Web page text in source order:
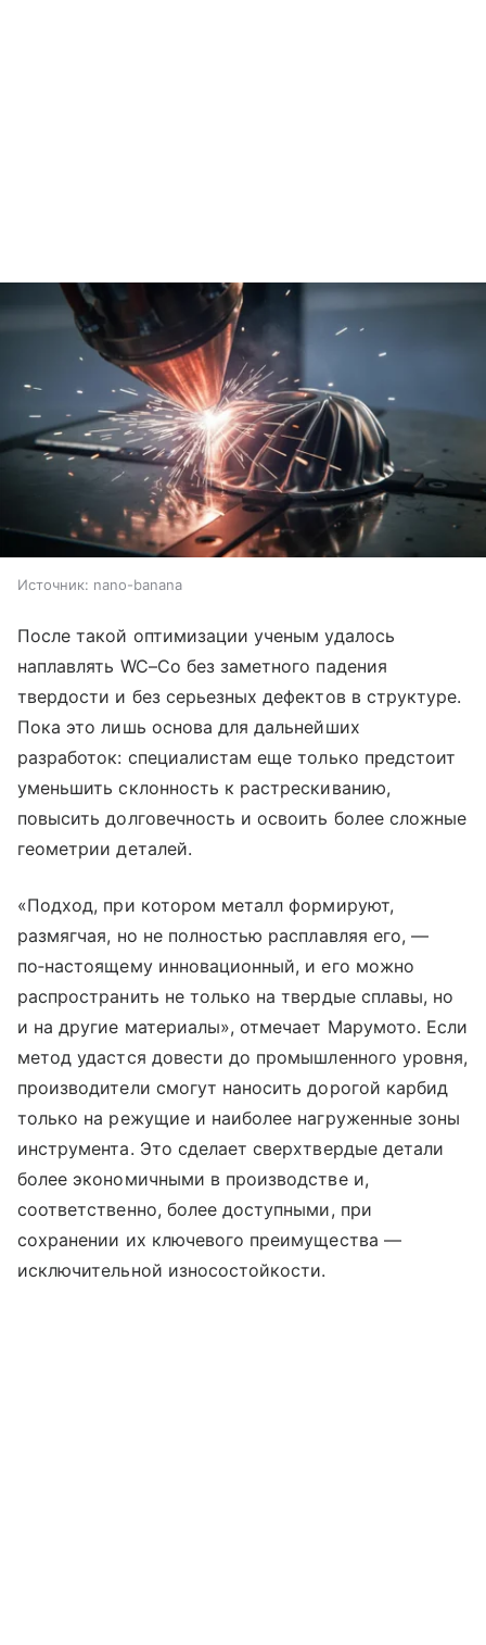
Источник: nano-banana
После такой оптимизации ученым удалось
наплавлять WC–Co без заметного падения
твердости и без серьезных дефектов в структуре.
Пока это лишь основа для дальнейших
разработок: специалистам еще только предстоит
уменьшить склонность к растрескиванию,
повысить долговечность и освоить более сложные
геометрии деталей.
«Подход, при котором металл формируют,
размягчая, но не полностью расплавляя его, —
по‑настоящему инновационный, и его можно
распространить не только на твердые сплавы, но
и на другие материалы», отмечает Марумото. Если
метод удастся довести до промышленного уровня,
производители смогут наносить дорогой карбид
только на режущие и наиболее нагруженные зоны
инструмента. Это сделает сверхтвердые детали
более экономичными в производстве и,
соответственно, более доступными, при
сохранении их ключевого преимущества —
исключительной износостойкости.